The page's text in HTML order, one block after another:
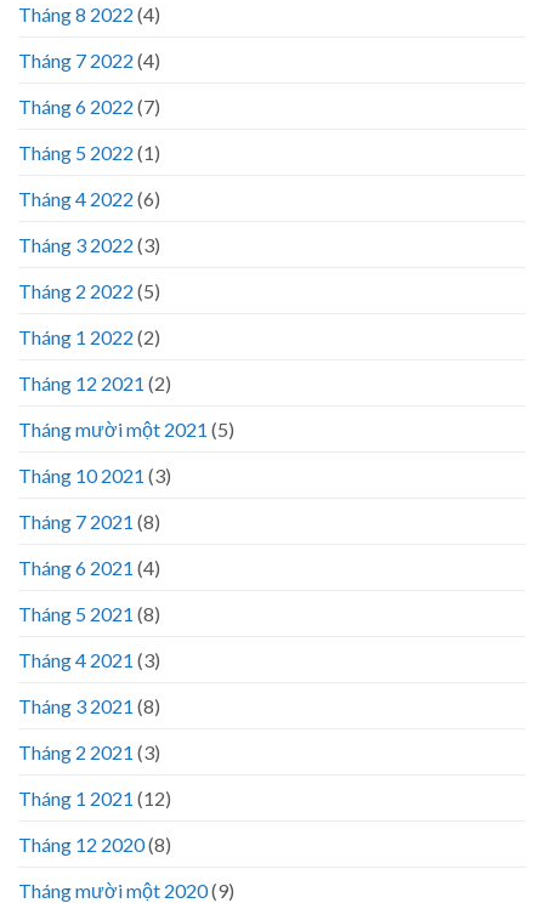
Tháng 8 2022 (4)
Tháng 7 2022 (4)
Tháng 6 2022 (7)
Tháng 5 2022 (1)
Tháng 4 2022 (6)
Tháng 3 2022 (3)
Tháng 2 2022 (5)
Tháng 1 2022 (2)
Tháng 12 2021 (2)
Tháng mười một 2021 (5)
Tháng 10 2021 (3)
Tháng 7 2021 (8)
Tháng 6 2021 (4)
Tháng 5 2021 (8)
Tháng 4 2021 (3)
Tháng 3 2021 (8)
Tháng 2 2021 (3)
Tháng 1 2021 (12)
Tháng 12 2020(8)
Tháng mười một 2020(9)